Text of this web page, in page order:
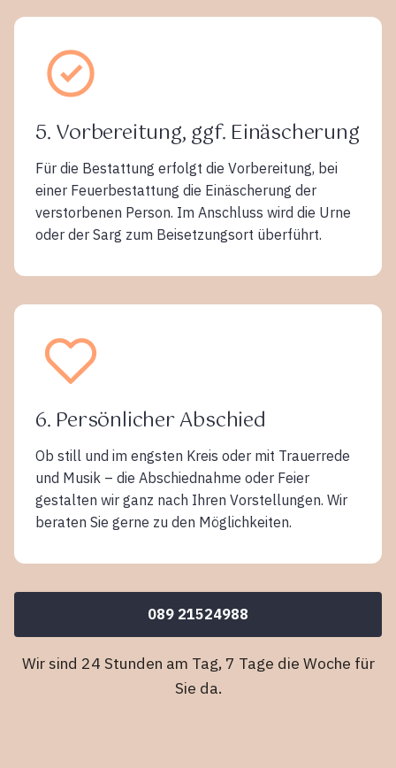
5. Vorbereitung, ggf. Einäscherung
Für die Bestattung erfolgt die Vorbereitung, bei
einer Feuerbestattung die Einäscherung der
verstorbenen Person. Im Anschluss wird die Urne
oder der Sarg zum Beisetzungsort überführt.
6. Persönlicher Abschied
Ob still und im engsten Kreis oder mit Trauerrede
und Musik – die Abschiednahme oder Feier
gestalten wir ganz nach Ihren Vorstellungen. Wir
beraten Sie gerne zu den Möglichkeiten.
089 21524988
Wir sind 24 Stunden am Tag, 7 Tage die Woche für
Sie da.